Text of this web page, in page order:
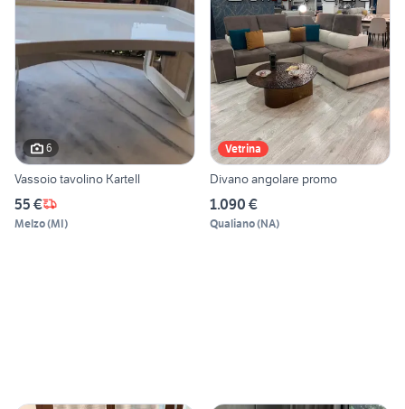
6
Vassoio tavolino Kartell
55 €
Melzo(MI)
Vetrina
Divano angolare promo
1.090 €
Qualiano(NA)